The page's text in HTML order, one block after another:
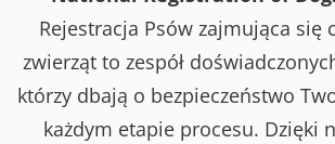
Rejestracja Psów zajmująca się
zwierząt to zespół
którzy dbają o bezpieczeństwo
każdym etapie procesu. Dzięki